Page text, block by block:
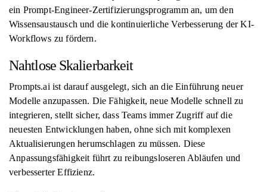
ein Prompt-Engineer-Zertifizierungsprogramm an, um den
Wissensaustausch und die kontinuierliche Verbesserung der KI-
Workflows zu fördern.
Nahtlose Skalierbarkeit
Prompts.ai ist darauf ausgelegt, sich an die Einführung neuer
Modelle anzupassen. Die Fähigkeit, neue Modelle schnell zu
integrieren, stellt sicher, dass Teams immer Zugriff auf die
neuesten Entwicklungen haben, ohne sich mit komplexen
Aktualisierungen herumschlagen zu müssen. Diese
Anpassungsfähigkeit führt zu reibungsloseren Abläufen und
verbesserter Effizienz.